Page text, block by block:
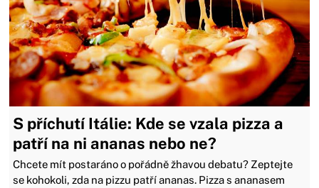
S příchutí Itálie: Kde se vzala pizza a
patří na ni ananas nebo ne?
Chcete mít postaráno o pořádně žhavou debatu? Zeptejte
se kohokoli, zda na pizzu patří ananas. Pizza s ananasem